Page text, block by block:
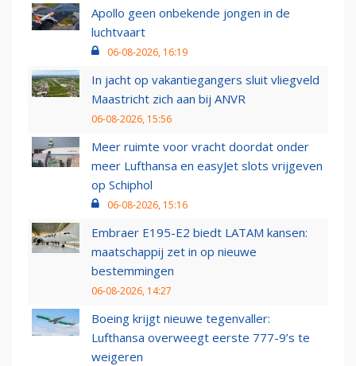
Apollo geen onbekende jongen in de
luchtvaart
06-08-2026, 16:19
In jacht op vakantiegangers sluit vliegveld
Maastricht zich aan bij ANVR
06-08-2026, 15:56
Meer ruimte voor vracht doordat onder
meer Lufthansa en easyJet slots vrijgeven
op Schiphol
06-08-2026, 15:16
Embraer E195-E2 biedt LATAM kansen:
maatschappij zet in op nieuwe
bestemmingen
06-08-2026, 14:27
Boeing krijgt nieuwe tegenvaller:
Lufthansa overweegt eerste 777-9’s te
weigeren